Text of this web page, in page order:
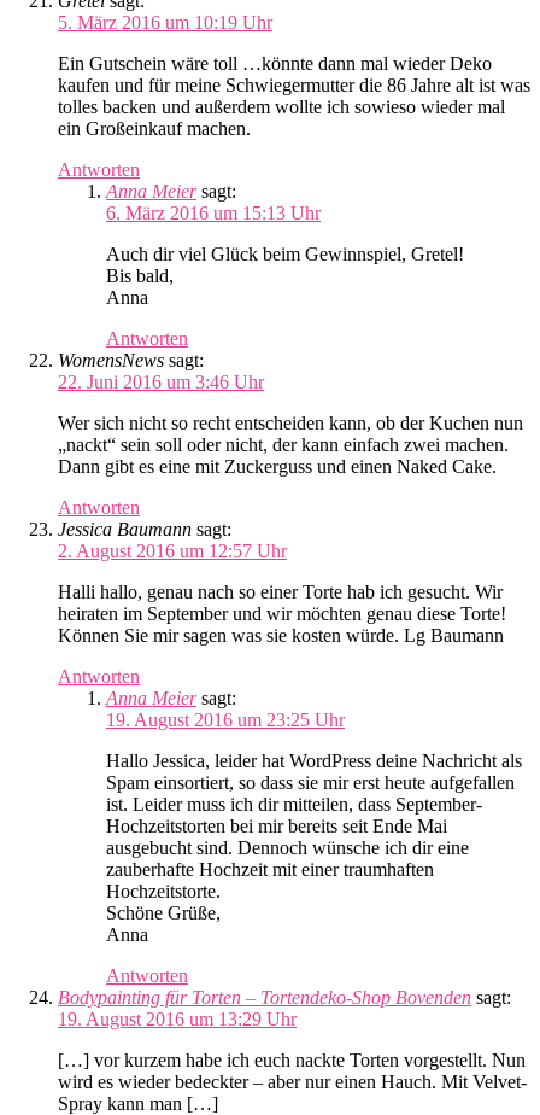
5. März 2016 um 10:19 Uhr
Ein Gutschein wäre toll …könnte dann mal wieder Deko
kaufen und für meine Schwiegermutter die 86 Jahre alt ist was
tolles backen und außerdem wollte ich sowieso wieder mal
ein Großeinkauf machen.
Antworten
Anna Meier sagt:
6. März 2016 um 15:13 Uhr
Auch dir viel Glück beim Gewinnspiel, Gretel!
Bis bald,
Anna
Antworten
WomensNews sagt:
22. Juni 2016 um 3:46 Uhr
Wer sich nicht so recht entscheiden kann, ob der Kuchen nun
„nackt“ sein soll oder nicht, der kann einfach zwei machen.
Dann gibt es eine mit Zuckerguss und einen Naked Cake.
Antworten
Jessica Baumann sagt:
2. August 2016 um 12:57 Uhr
Halli hallo, genau nach so einer Torte hab ich gesucht. Wir
heiraten im September und wir möchten genau diese Torte!
Können Sie mir sagen was sie kosten würde. Lg Baumann
Antworten
Anna Meier sagt:
19. August 2016 um 23:25 Uhr
Hallo Jessica, leider hat WordPress deine Nachricht als
Spam einsortiert, so dass sie mir erst heute aufgefallen
ist. Leider muss ich dir mitteilen, dass September-
Hochzeitstorten bei mir bereits seit Ende Mai
ausgebucht sind. Dennoch wünsche ich dir eine
zauberhafte Hochzeit mit einer traumhaften
Hochzeitstorte.
Schöne Grüße,
Anna
Antworten
Bodypainting für Torten – Tortendeko-Shop Bovenden sagt:
19. August 2016 um 13:29 Uhr
[…] vor kurzem habe ich euch nackte Torten vorgestellt. Nun
wird es wieder bedeckter – aber nur einen Hauch. Mit Velvet-
Spray kann man […]